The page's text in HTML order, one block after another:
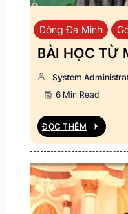
Dòng Đa Minh
BÀI HỌC TỪ
System
6 Min Read
ĐỌC THÊM